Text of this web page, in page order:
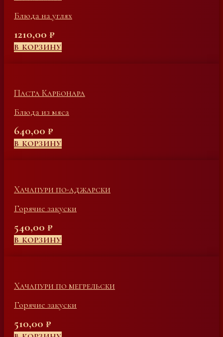
Блюда на углях
1210,00 ₽
В КОРЗИНУ
Паста Карбонара
Блюда из мяса
640,00 ₽
В КОРЗИНУ
Хачапури по-аджарски
Горячие закуски
540,00 ₽
В КОРЗИНУ
Хачапури по мегрельски
Горячие закуски
510,00 ₽